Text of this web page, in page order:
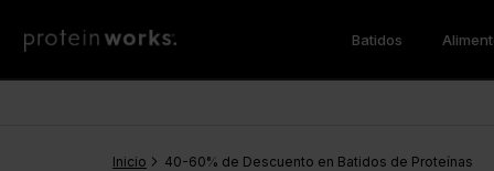
Batidos
Pérdida de Peso
Proteína
Protein Porridge
CLA
Inicio 40-60% de Descuento en Batidos de Proteínas